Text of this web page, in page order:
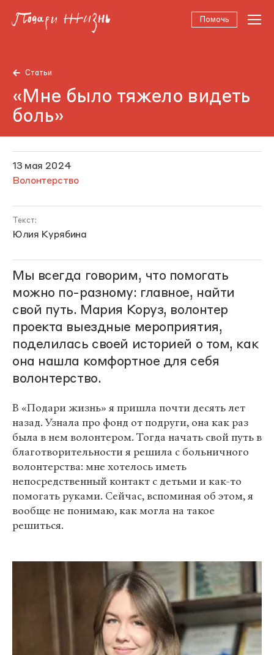
Помочь
Статьи
«Мне было тяжело видеть
боль»
13 мая 2024
Волонтерство
Текст:
Юлия Курябина
Мы всегда говорим, что помогать
можно по-разному: главное, найти
свой путь. Мария Коруз, волонтер
проекта выездные мероприятия,
поделилась своей историей о том, как
она нашла комфортное для себя
волонтерство.
В «Подари жизнь» я пришла почти десять лет
назад. Узнала про фонд от подруги, она как раз
была в нем волонтером. Тогда начать свой путь в
благотворительности я решила с больничного
волонтерства: мне хотелось иметь
непосредственный контакт с детьми и как-то
помогать руками. Сейчас, вспоминая об этом, я
вообще не понимаю, как могла на такое
решиться.